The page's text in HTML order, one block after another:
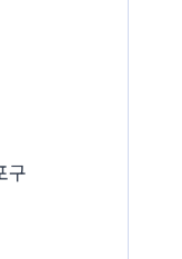
구